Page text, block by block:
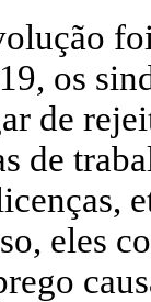
os
de
de
eles